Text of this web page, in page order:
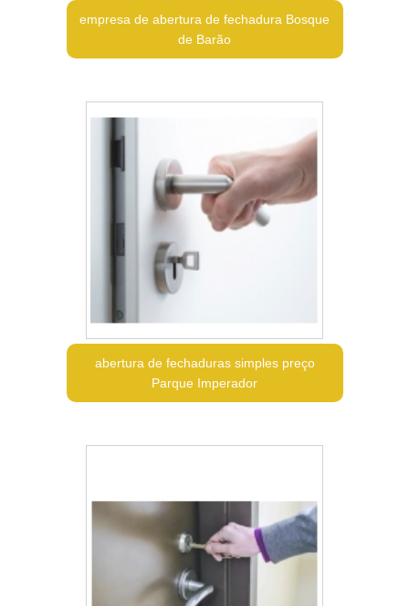
empresa de abertura de fechadura Bosque
de Barão
abertura de fechaduras simples preço
Parque Imperador